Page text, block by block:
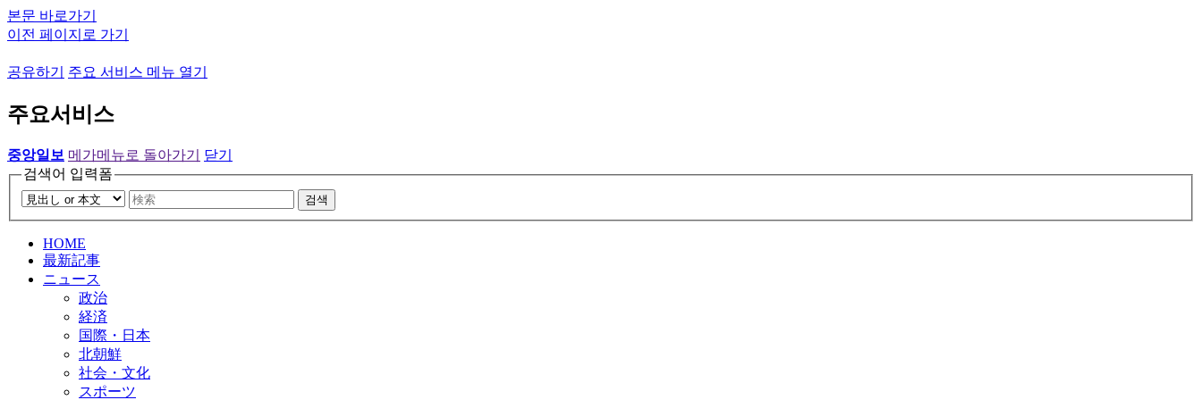
본문 바로가기
이전 페이지로 가기
공유하기 주요 서비스 메뉴 열기
주요서비스
중앙일보 메가메뉴로 돌아가기
닫기
검색어 입력폼
검색
HOME
最新記事
ニュース
政治
経済
国際・日本
北朝鮮
社会・文化
スポーツ